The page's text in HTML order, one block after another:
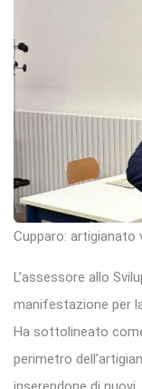
Cupparo: artigianato
L’assessore allo
manifestazione per
Ha sottolineato
perimetro